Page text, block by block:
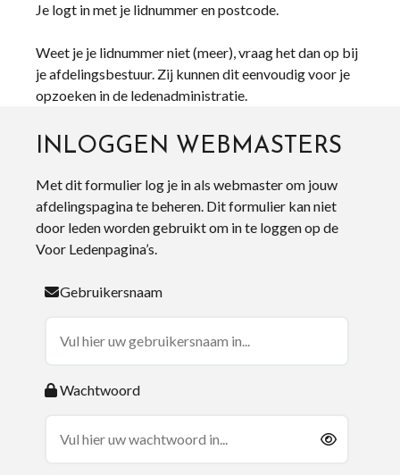
Je logt in met je lidnummer en postcode.
Weet je je lidnummer niet (meer), vraag het dan op bij
je afdelingsbestuur. Zij kunnen dit eenvoudig voor je
opzoeken in de ledenadministratie.
INLOGGEN WEBMASTERS
Met dit formulier log je in als webmaster om jouw
afdelingspagina te beheren. Dit formulier kan niet
door leden worden gebruikt om in te loggen op de
Voor Ledenpagina’s.
Gebruikersnaam
Wachtwoord